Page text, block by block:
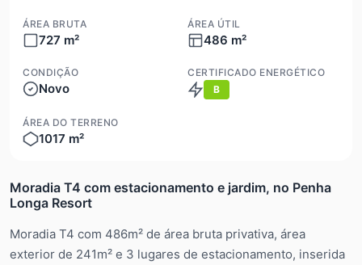
ÁREA BRUTA
727 m²
ÁREA ÚTIL
486 m²
CONDIÇÃO
Novo
CERTIFICADO ENERGÉTICO
B
ÁREA DO TERRENO
1017 m²
Moradia T4 com estacionamento e jardim, no Penha
Longa Resort
Moradia T4 com 486m² de área bruta privativa, área
exterior de 241m² e 3 lugares de estacionamento, inserida